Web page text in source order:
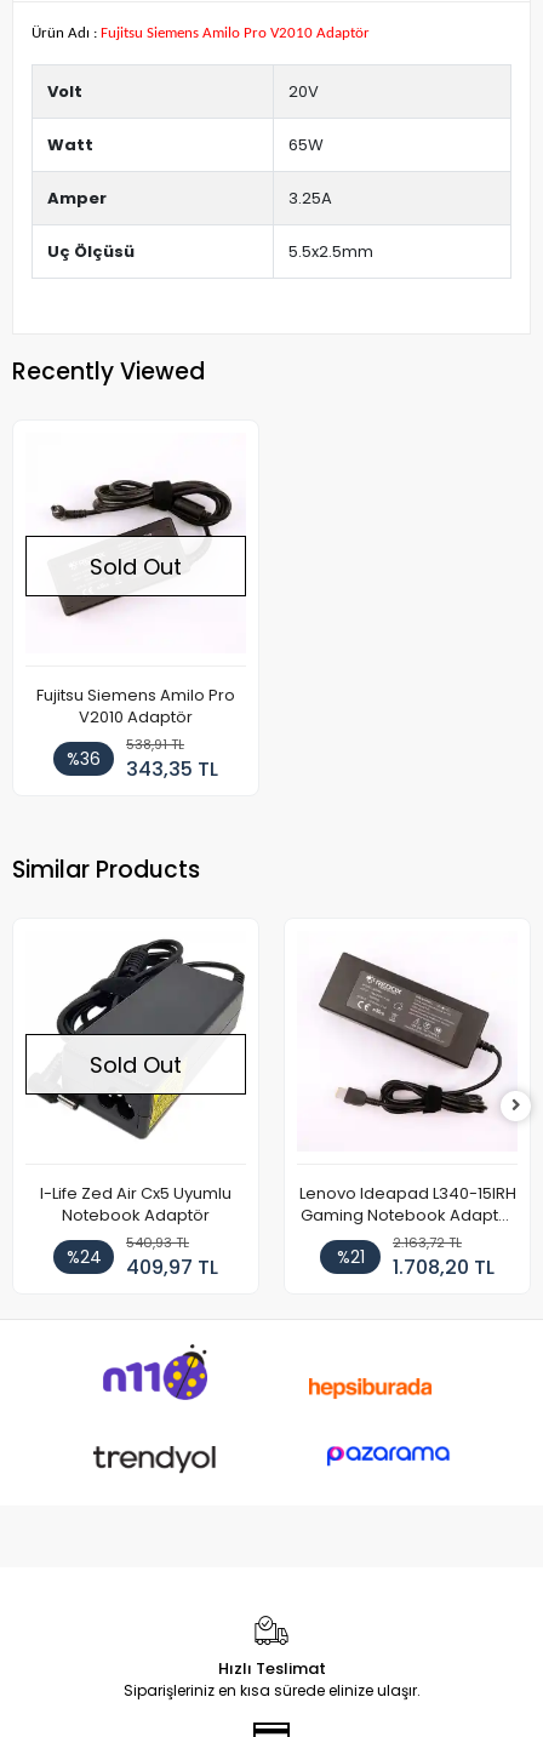
Ürün Adı : Fujitsu Siemens Amilo Pro V2010 Adaptör
Volt 20V
Watt 65W
Amper 3.25A
Uç Ölçüsü 5.5x2.5mm
Recently Viewed
Sold Out
Fujitsu Siemens Amilo Pro
V2010 Adaptör
%36
538,91 TL
343,35 TL
Similar Products
Sold Out
I-Life Zed Air Cx5 Uyumlu
Notebook Adaptör
%24
540,93 TL
409,97 TL
Lenovo Ideapad L340-15IRH
Gaming Notebook Adaptör
Cihazı Şarj Aleti (150W)
%21
2.163,72 TL
1.708,20 TL
Hızlı Teslimat
Siparişleriniz en kısa sürede elinize ulaşır.